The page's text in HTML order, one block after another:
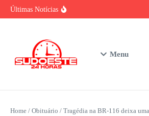
Ir para o conteúdo
Últimas Notícias
Nubank assume o
financeira privada do
Menu
Home / Obituário / Tragédia na BR-116 deixa